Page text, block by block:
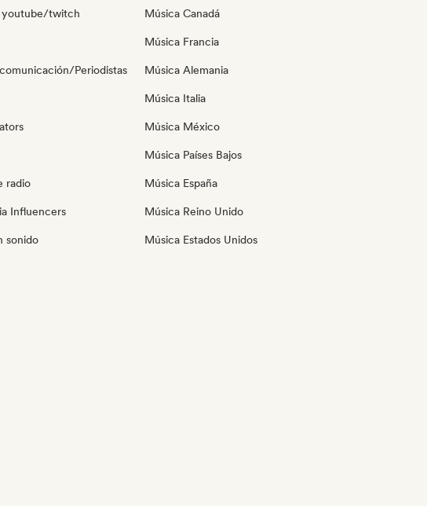
youtube/twitch
Periodistas
radio
Influencers
sonido
Música Canadá
Música Francia
Música Alemania
Música Italia
Música México
Música Países Bajos
Música España
Música Reino Unido
Música Estados Unidos